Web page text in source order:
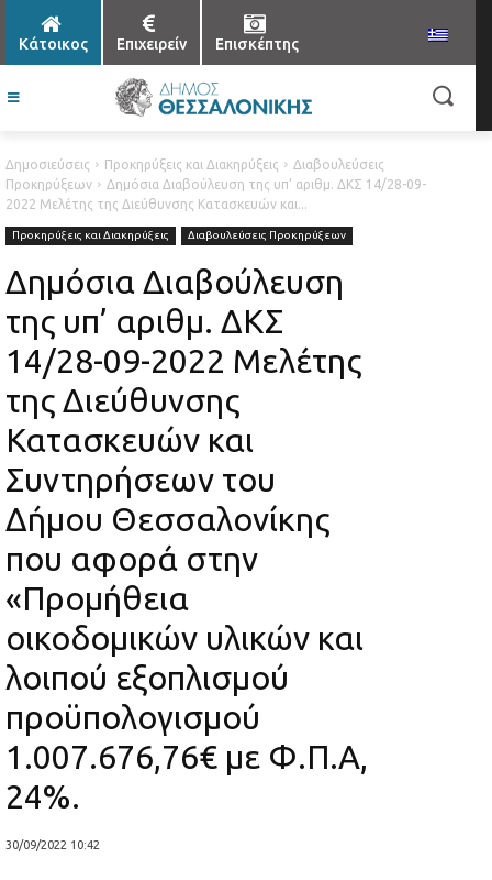
Κάτοικος Επιχειρείν Επισκέπτης
Δημοσιεύσεις Προκηρύξεις και Διακηρύξεις
Διαβουλεύσεις
Προκηρύξεων
Δημόσια Διαβούλευση της υπ’ αριθμ. ΔΚΣ 14/28-09-
2022 Μελέτης της Διεύθυνσης Κατασκευών και...
Προκηρύξεις και Διακηρύξεις Διαβουλεύσεις Προκηρύξεων
Δημόσια Διαβούλευση
της υπ’ αριθμ. ΔΚΣ
14/28-09-2022 Μελέτης
της Διεύθυνσης
Κατασκευών και
Συντηρήσεων του
Δήμου Θεσσαλονίκης
που αφορά στην
«Προμήθεια
οικοδομικών υλικών και
λοιπού εξοπλισμού
προϋπολογισμού
1.007.676,76€ με Φ.Π.Α,
24%.
30/09/2022 10:42